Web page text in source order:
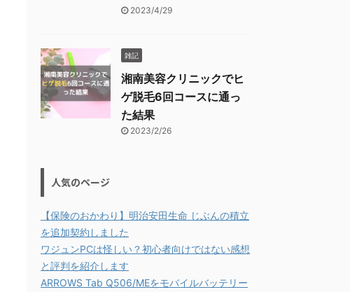
2023/4/29
雑記
湘南美容クリニックでヒ
ゲ脱毛6回コースに通っ
た結果
2023/2/26
人気のページ
【保険のおかわり】明治安田生命 じぶんの積立
を追加契約しました
ワジュンPCは怪しい？初心者向けではない感想
と評判を紹介します
ARROWS Tab Q506/MEをモバイルバッテリー